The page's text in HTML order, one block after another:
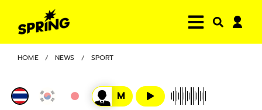
HOME NEWS SPORT